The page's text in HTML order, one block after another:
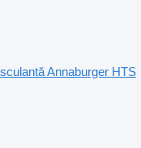
Annaburger HTS